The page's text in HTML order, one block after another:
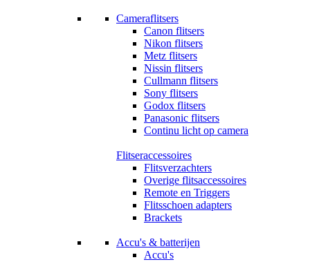
Cameraflitsers
Canon flitsers
Nikon flitsers
Metz flitsers
Nissin flitsers
Cullmann flitsers
Sony flitsers
Godox flitsers
Panasonic flitsers
Continu licht op camera
Flitseraccessoires
Flitsverzachters
Overige flitsaccessoires
Remote en Triggers
Flitsschoen adapters
Brackets
Accu's & batterijen
Accu's